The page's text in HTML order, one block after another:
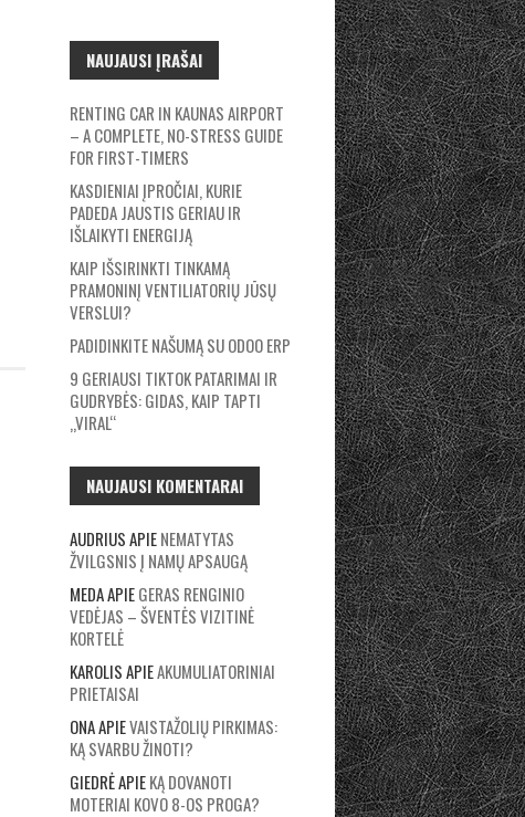
NAUJAUSI ĮRAŠAI
RENTING CAR IN KAUNAS AIRPORT
– A COMPLETE, NO-STRESS GUIDE
FOR FIRST-TIMERS
KASDIENIAI ĮPROČIAI, KURIE
PADEDA JAUSTIS GERIAU IR
IŠLAIKYTI ENERGIJĄ
KAIP IŠSIRINKTI TINKAMĄ
PRAMONINĮ VENTILIATORIŲ JŪSŲ
VERSLUI?
PADIDINKITE NAŠUMĄ SU ODOO ERP
9 GERIAUSI TIKTOK PATARIMAI IR
GUDRYBĖS: GIDAS, KAIP TAPTI
„VIRAL“
NAUJAUSI KOMENTARAI
AUDRIUSAPIENEMATYTAS
ŽVILGSNIS Į NAMŲ APSAUGĄ
MEDAAPIEGERAS RENGINIO
VEDĖJAS – ŠVENTĖS VIZITINĖ
KORTELĖ
KAROLISAPIEAKUMULIATORINIAI
PRIETAISAI
ONAAPIEVAISTAŽOLIŲ PIRKIMAS:
KĄ SVARBU ŽINOTI?
GIEDRĖAPIEKĄ DOVANOTI
MOTERIAI KOVO 8-OS PROGA?